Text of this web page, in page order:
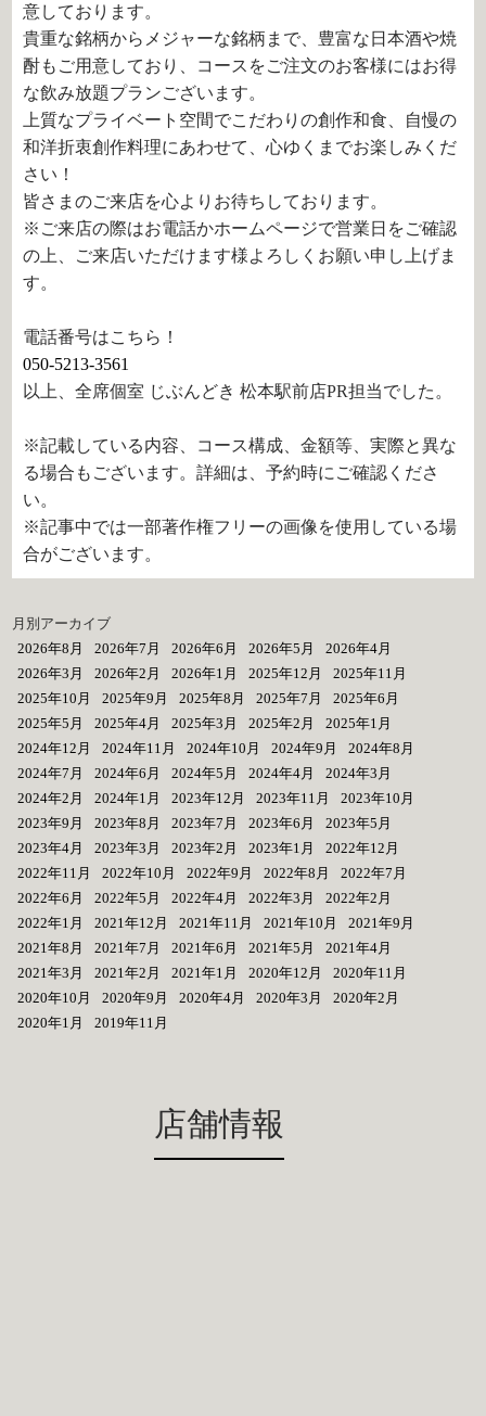
意しております。
貴重な銘柄からメジャーな銘柄まで、豊富な日本酒や焼
酎もご用意しており、コースをご注文のお客様にはお得
な飲み放題プランございます。
上質なプライベート空間でこだわりの創作和食、自慢の
和洋折衷創作料理にあわせて、心ゆくまでお楽しみくだ
さい！
皆さまのご来店を心よりお待ちしております。
※ご来店の際はお電話かホームページで営業日をご確認
の上、ご来店いただけます様よろしくお願い申し上げま
す。
電話番号はこちら！
050-5213-3561
以上、全席個室 じぶんどき 松本駅前店PR担当でした。
※記載している内容、コース構成、金額等、実際と異な
る場合もございます。詳細は、予約時にご確認くださ
い。
※記事中では一部著作権フリーの画像を使用している場
合がございます。
月別アーカイブ
2026年8月
2026年7月 2026年6月 2026年5月
2026年4月
2026年3月
2026年2月 2026年1月 2025年12月
2025年11月
2025年10月
2025年9月 2025年8月 2025年7月
2025年6月
2025年5月
2025年4月 2025年3月 2025年2月
2025年1月
2024年12月
2024年11月 2024年10月 2024年9月
2024年8月
2024年7月
2024年6月 2024年5月 2024年4月
2024年3月
2024年2月
2024年1月 2023年12月 2023年11月
2023年10月
2023年9月
2023年8月 2023年7月 2023年6月
2023年5月
2023年4月
2023年3月 2023年2月 2023年1月
2022年12月
2022年11月
2022年10月 2022年9月 2022年8月
2022年7月
2022年6月
2022年5月 2022年4月 2022年3月
2022年2月
2022年1月
2021年12月 2021年11月 2021年10月
2021年9月
2021年8月
2021年7月 2021年6月 2021年5月
2021年4月
2021年3月
2021年2月 2021年1月 2020年12月
2020年11月
2020年10月
2020年9月 2020年4月 2020年3月
2020年2月
2020年1月
2019年11月
店舗情報